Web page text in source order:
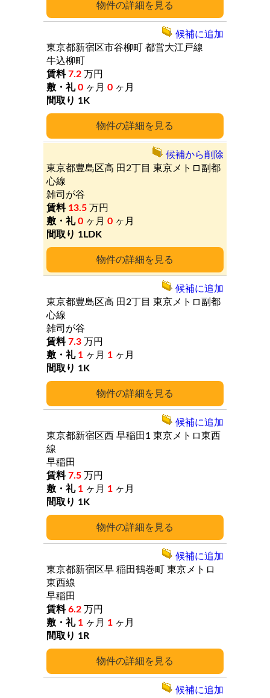
詳細
詳細
東京都新宿区市谷柳町 都営大江戸線
牛込柳町
7.2 万円
0 ヶ月 0 ヶ月
1K
候補に追加
詳細
東京都豊島区高 田2丁目 東京メトロ副都
心線
雑司が谷
13.5 万円
0 ヶ月 0 ヶ月
1LDK
候補から削除
詳細
東京都豊島区高 田2丁目 東京メトロ副都
心線
雑司が谷
7.3 万円
1 ヶ月 1 ヶ月
1K
候補に追加
詳細
東京都新宿区西 早稲田1 東京メトロ東西
線
早稲田
7.5 万円
1 ヶ月 1 ヶ月
1K
候補に追加
詳細
東京都新宿区早 稲田鶴巻町 東京メトロ
東西線
早稲田
6.2 万円
1 ヶ月 1 ヶ月
1R
候補に追加
候補に追加